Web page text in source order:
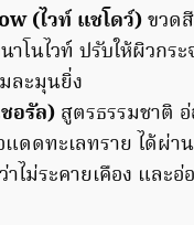
(ไวท์ แชโดว์)ขวด
โนไวท์ ปรับให้ผิวกร
ละมุนยิ่ง
อรัล) สูตรธรรมชาติ
ดดทะเลทราย ได้ผ่า
ไม่ระคายเคือง และ